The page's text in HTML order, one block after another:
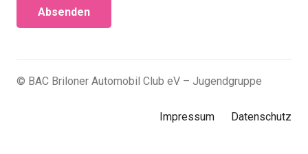
© BAC Briloner Automobil Club eV – Jugendgruppe
Impressum Datenschutz